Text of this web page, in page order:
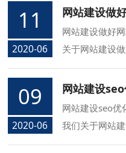
网站seo优化中
方面的知识.
11
2020-06
网站建设做
网站建设做好
关于网站建设
专业知识，同
网站优化的注
09
2020-06
网站建设seo优
我们关于网站
哪些的的专业